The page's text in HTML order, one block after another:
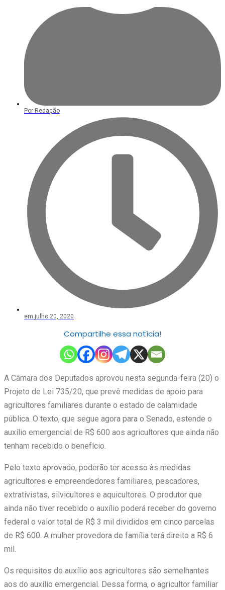
Por Redação
em julho 20, 2020
Compartilhe essa notícia!
A Câmara dos Deputados aprovou nesta segunda-feira (20) o
Projeto de Lei 735/20, que prevê medidas de apoio para
agricultores familiares durante o estado de calamidade
pública. O texto, que segue agora para o Senado, estende o
auxílio emergencial de R$ 600 aos agricultores que ainda não
tenham recebido o benefício.
Pelo texto aprovado, poderão ter acesso às medidas
agricultores e empreendedores familiares, pescadores,
extrativistas, silvicultores e aquicultores. O produtor que
ainda não tiver recebido o auxílio poderá receber do governo
federal o valor total de R$ 3 mil divididos em cinco parcelas
de R$ 600. A mulher provedora de família terá direito a R$ 6
mil.
Os requisitos do auxílio aos agricultores são semelhantes
aos do auxílio emergencial. Dessa forma, o agricultor familiar